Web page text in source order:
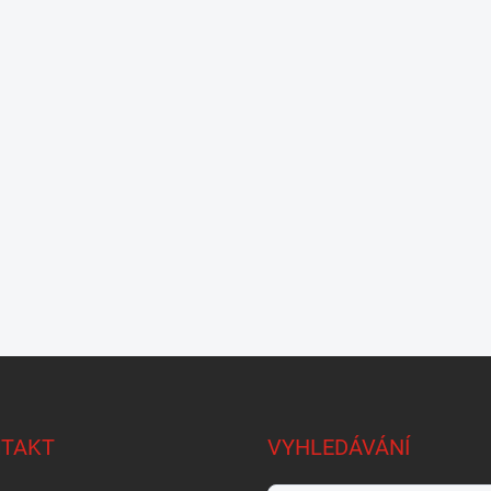
VYHLEDÁVÁNÍ